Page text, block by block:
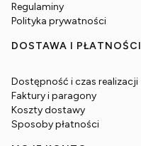
Regulaminy
Polityka prywatności
DOSTAWA I PŁATNOŚCI
Dostępność i czas realizacji
Faktury i paragony
Koszty dostawy
Sposoby płatności